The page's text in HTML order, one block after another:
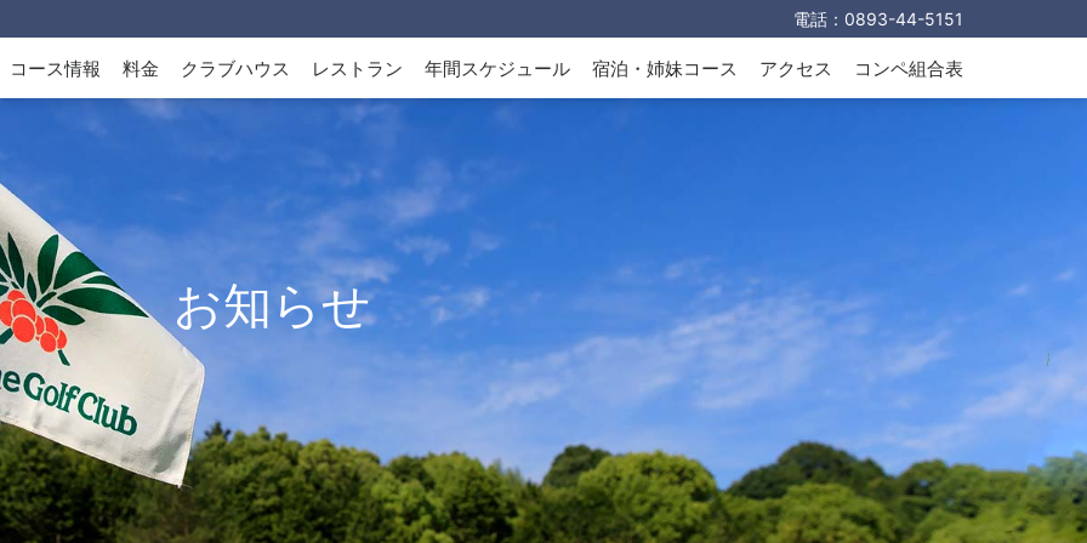
電話： 0893-44-5151
コース情報 料金 クラブハウス レストラン 年間スケジュール 宿泊・姉妹コース アクセス コンペ組合表
お知らせ